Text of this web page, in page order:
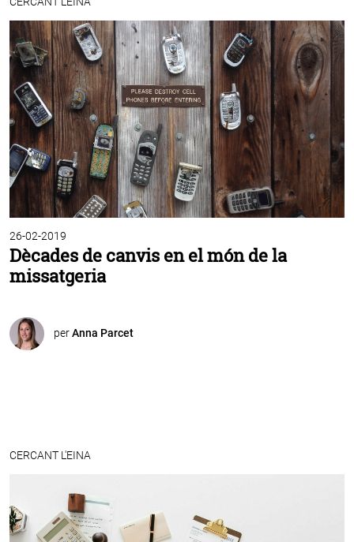
26-02-2019
Dècades de canvis en el món de la
missatgeria
perAnna Parcet
CERCANT L'EINA